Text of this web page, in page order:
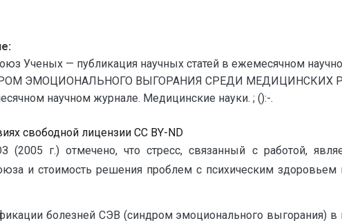
Ученых — публикация научных статей в ежемесячном
ЭМОЦИОНАЛЬНОГО ВЫГОРАНИЯ СРЕДИ МЕДИЦИНСКИХ
научном журнале. Медицинские науки. ; ():-.
свободной лицензии CC BY-ND
(2005 г.) отмечено, что стресс, связанный с работой,
и стоимость решения проблем с психическим
болезней СЭВ (синдром эмоционального выгорания)